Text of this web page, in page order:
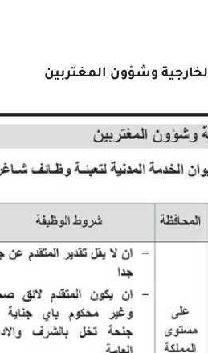
وشؤون المغتربين